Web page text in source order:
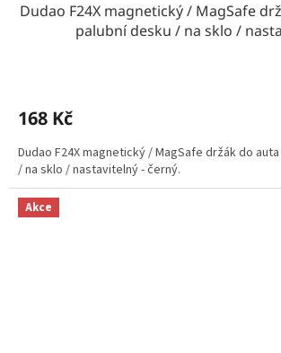
Dudao F24X magnetický / MagSafe
palubní desku / na sklo /
168 Kč
Dudao F24X magnetický / MagSafe držák do
/ na sklo / nastavitelný - černý.
Akce